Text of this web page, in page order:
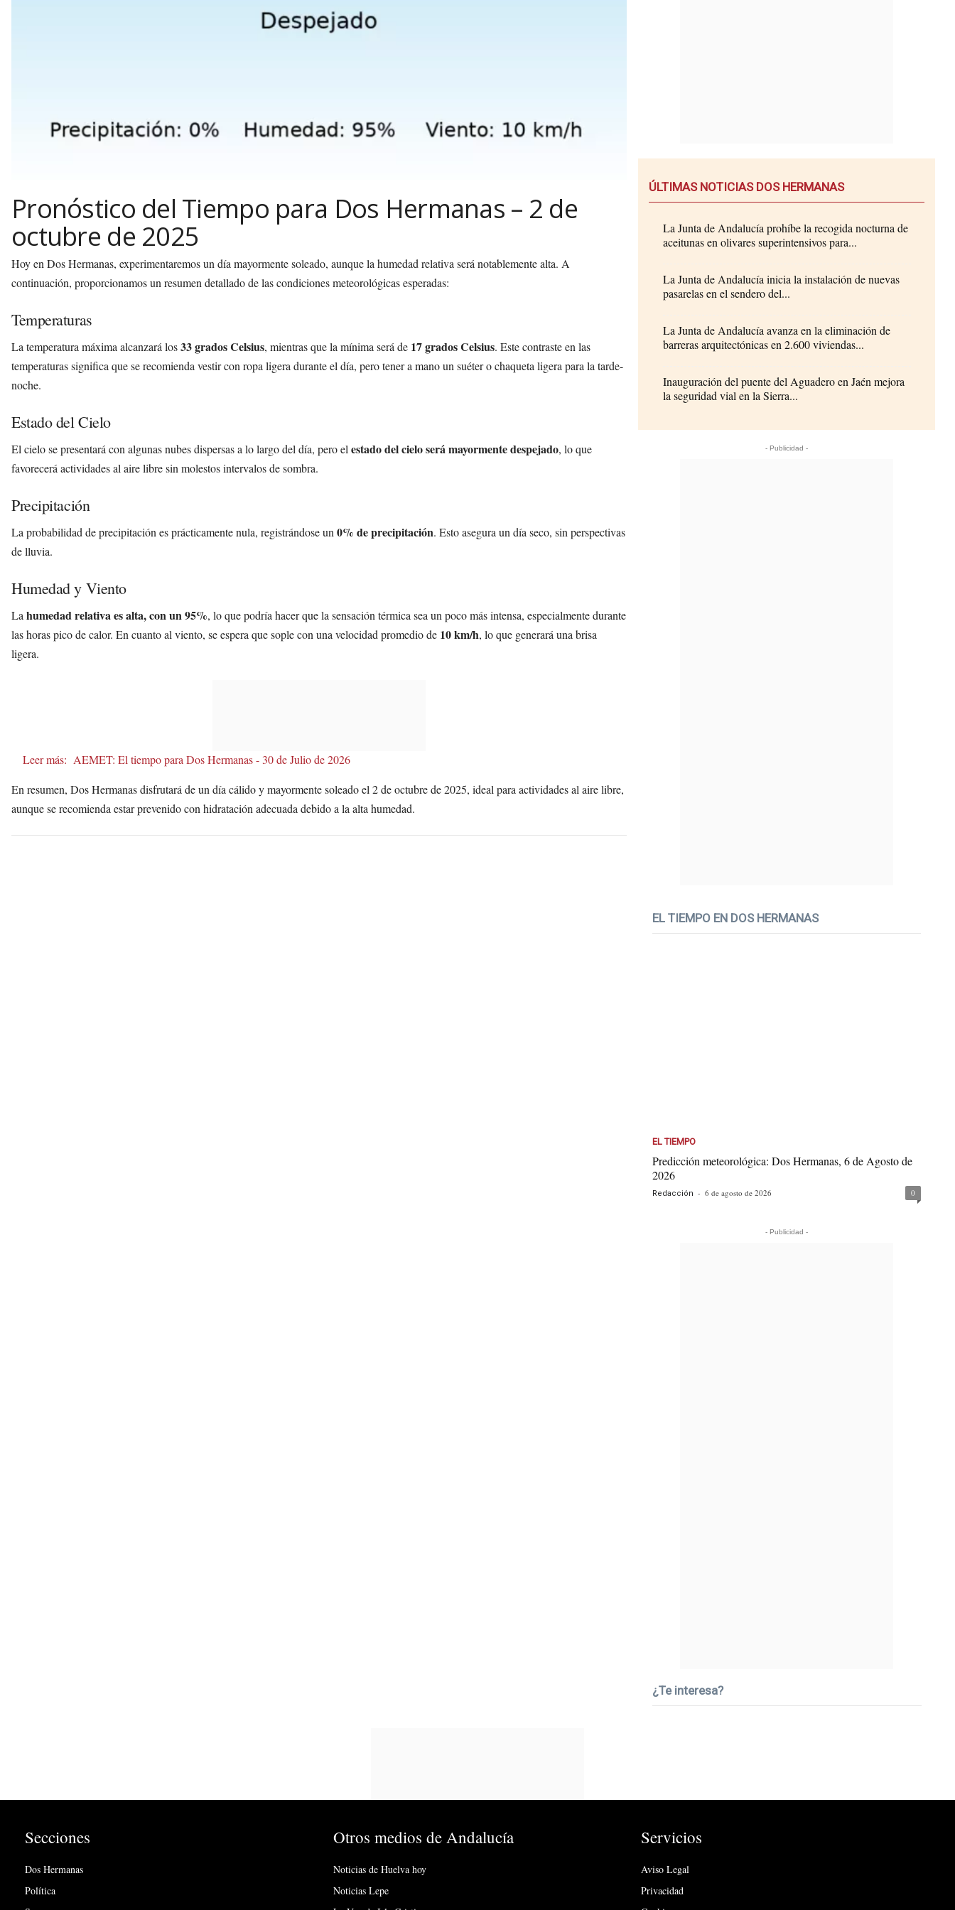
Pronóstico del Tiempo para Dos Hermanas – 2 de
octubre de 2025
Hoy en Dos Hermanas, experimentaremos un día mayormente soleado, aunque la humedad relativa será notablemente alta. A
continuación, proporcionamos un resumen detallado de las condiciones meteorológicas esperadas:
Temperaturas
La temperatura máxima alcanzará los33 grados Celsius, mientras que la mínima será de 17 grados Celsius. Este contraste en las
temperaturas significa que se recomienda vestir con ropa ligera durante el día, pero tener a mano un suéter o chaqueta ligera para la tarde-
noche.
Estado del Cielo
El cielo se presentará con algunas nubes dispersas a lo largo del día, pero el estado del cielo será mayormente despejado, lo que
favorecerá actividades al aire libre sin molestos intervalos de sombra.
Precipitación
La probabilidad de precipitación es prácticamente nula, registrándose un 0% de precipitación. Esto asegura un día seco, sin perspectivas
de lluvia.
Humedad y Viento
La humedad relativa es alta, con un 95%, lo que podría hacer que la sensación térmica sea un poco más intensa, especialmente durante
las horas pico de calor. En cuanto al viento, se espera que sople con una velocidad promedio de 10 km/h, lo que generará una brisa
ligera.
Leer más: AEMET: El tiempo para Dos Hermanas - 30 de Julio de 2026
En resumen, Dos Hermanas disfrutará de un día cálido y mayormente soleado el 2 de octubre de 2025, ideal para actividades al aire libre,
aunque se recomienda estar prevenido con hidratación adecuada debido a la alta humedad.
ÚLTIMAS NOTICIAS DOS HERMANAS
La Junta de Andalucía prohíbe la recogida nocturna de
aceitunas en olivares superintensivos para...
La Junta de Andalucía inicia la instalación de nuevas
pasarelas en el sendero del...
La Junta de Andalucía avanza en la eliminación de
barreras arquitectónicas en 2.600 viviendas...
Inauguración del puente del Aguadero en Jaén mejora
la seguridad vial en la Sierra...
- Publicidad -
EL TIEMPO EN DOS HERMANAS
EL TIEMPO
Predicción meteorológica: Dos Hermanas, 6 de Agosto de
2026
Redacción - 6 de agosto de 2026 0
- Publicidad -
¿Te interesa?
Secciones
Dos Hermanas
Política
Otros medios de Andalucía
Noticias de Huelva hoy
Noticias Lepe
Servicios
Aviso Legal
Privacidad